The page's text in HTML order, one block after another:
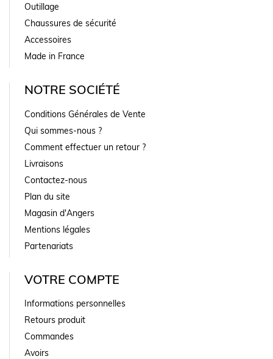
Outillage
Chaussures de sécurité
Accessoires
Made in France
NOTRE SOCIÉTÉ
Conditions Générales de Vente
Qui sommes-nous ?
Comment effectuer un retour ?
Livraisons
Contactez-nous
Plan du site
Magasin d'Angers
Mentions légales
Partenariats
VOTRE COMPTE
Informations personnelles
Retours produit
Commandes
Avoirs